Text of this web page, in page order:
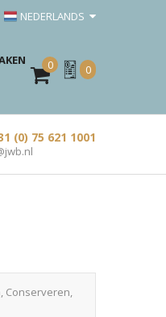
NEDERLANDS
0
Mijn
Offerte
0
(0) 75 621 1001
Conserveren,